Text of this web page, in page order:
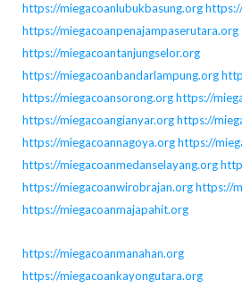
https://miegacoanlubukbasung.org
https://miegacoanpenajampaserutara.org
https://miegacoantanjungselor.org
https://miegacoanbandarlampung.org
https://miegacoansorong.orghttps://
https://miegacoangianyar.orghttps://
https://miegacoannagoya.orghttps://
https://miegacoanmedanselayang.org
https://miegacoanwirobrajan.orghttps://
https://miegacoanmajapahit.org
https://miegacoanmanahan.org
https://miegacoankayongutara.org